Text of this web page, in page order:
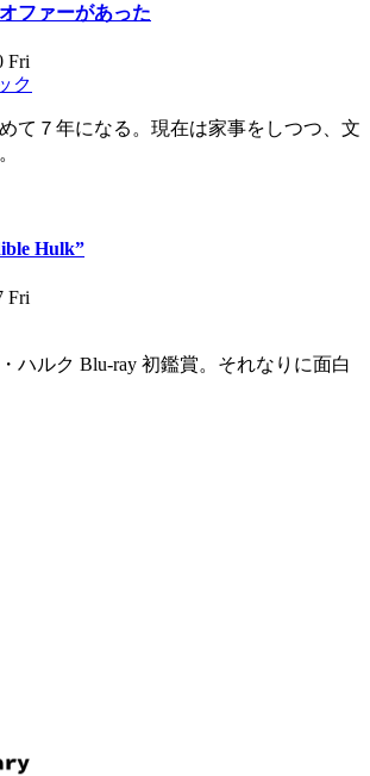
ファーがあった
Fri
ク
て７年になる。現在は家事をしつつ、文
Hulk”
Fri
ハルク Blu-ray 初鑑賞。それなりに面白